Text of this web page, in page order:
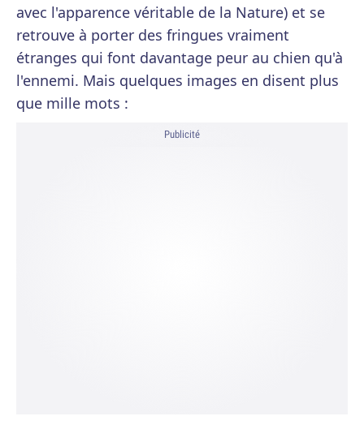
avec l'apparence véritable de la Nature) et se
retrouve à porter des fringues vraiment
étranges qui font davantage peur au chien qu'à
l'ennemi. Mais quelques images en disent plus
que mille mots :
Publicité